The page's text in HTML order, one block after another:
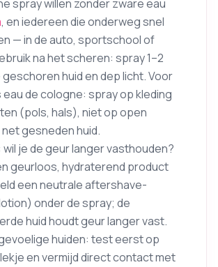
spray willen zonder zware eau
, en iedereen die onderweg snel
— in de auto, sportschool of
na het scheren: spray 1–2
huid en dep licht. Voor
eau de cologne: spray op kleding
(pols, hals), niet op open
gesneden huid.
je de geur langer vasthouden?
geurloos, hydraterend product
een neutrale aftershave-
onder de spray; de
huid houdt geur langer vast.
huiden: test eerst op
en vermijd direct contact met